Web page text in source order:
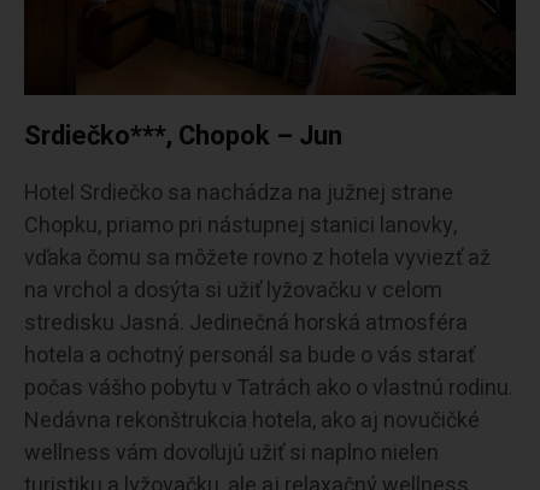
Srdiečko***, Chopok – Jun
Hotel Srdiečko sa nachádza na južnej strane
Chopku, priamo pri nástupnej stanici lanovky,
vďaka čomu sa môžete rovno z hotela vyviezť až
na vrchol a dosýta si užiť lyžovačku v celom
stredisku Jasná. Jedinečná horská atmosféra
hotela a ochotný personál sa bude o vás starať
počas vášho pobytu v Tatrách ako o vlastnú rodinu.
Nedávna rekonštrukcia hotela, ako aj novučičké
wellness vám dovoľujú užiť si naplno nielen